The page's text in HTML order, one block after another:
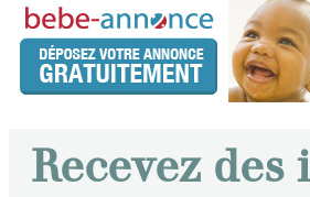
Recevez